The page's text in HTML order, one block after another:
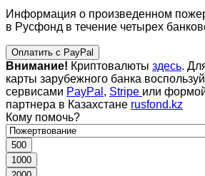
Информация о произведенном
в Русфонд в течение четырех
Оплатить с PayPal
Внимание! Криптовалюты здесь.
карты зарубежного банка
сервисами PayPal , Stripe или
партнера в Казахстане rusfond.kz
Кому помочь?
500
1000